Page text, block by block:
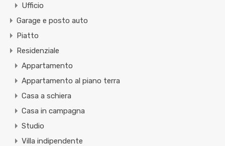
Ufficio
Garage e posto auto
Piatto
Residenziale
Appartamento
Appartamento al piano terra
Casa a schiera
Casa in campagna
Studio
Villa indipendente